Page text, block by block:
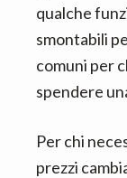
qualche
smontabili
comuni per
spendere
Per chi
prezzi